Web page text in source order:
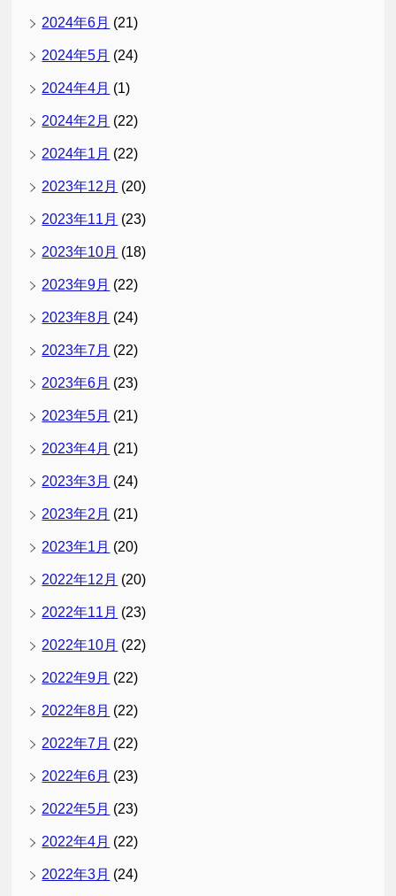
2024年6月 (21)
2024年5月 (24)
2024年4月 (1)
2024年2月 (22)
2024年1月 (22)
2023年12月 (20)
2023年11月 (23)
2023年10月 (18)
2023年9月 (22)
2023年8月 (24)
2023年7月 (22)
2023年6月 (23)
2023年5月 (21)
2023年4月 (21)
2023年3月 (24)
2023年2月 (21)
2023年1月 (20)
2022年12月 (20)
2022年11月 (23)
2022年10月 (22)
2022年9月 (22)
2022年8月 (22)
2022年7月 (22)
2022年6月 (23)
2022年5月 (23)
2022年4月 (22)
2022年3月 (24)